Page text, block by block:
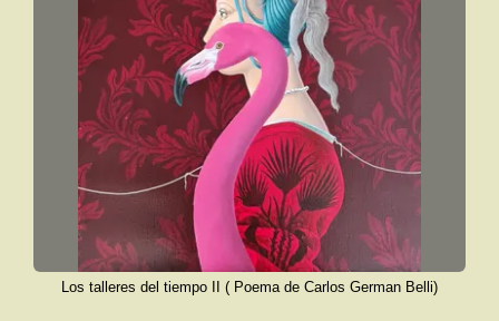
Los talleres del tiempo II ( Poema de Carlos German Belli)